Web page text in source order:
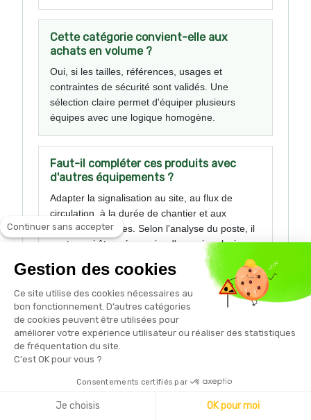
Cette catégorie convient-elle aux
achats en volume ?
Oui, si les tailles, références, usages et
contraintes de sécurité sont validés. Une
sélection claire permet d'équiper plusieurs
équipes avec une logique homogène.
Faut-il compléter ces produits avec
d'autres équipements ?
Adapter la signalisation au site, au flux de
circulation, à la durée de chantier et aux
consignes internes. Selon l'analyse du poste, il
peut aussi être nécessaire d'associer plusieurs
Magasin ouvert
Continuer sans accepter
Gestion des cookies
Ce site utilise des cookies nécessaires au
bon fonctionnement. D’autres catégories
de cookies peuvent être utilisées pour
améliorer votre expérience utilisateur ou réaliser des statistiques
de fréquentation du site.
C'est OK pour vous ?
Consentements certifiés par
Je choisis OK pour moi